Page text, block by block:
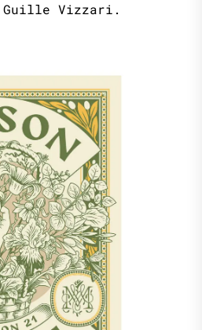
Guille Vizzari.